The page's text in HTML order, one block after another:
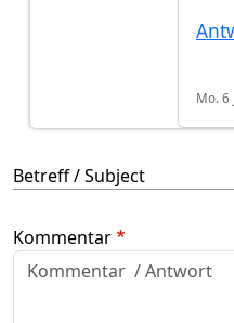
Mo. 6
Betreff / Subject
Kommentar